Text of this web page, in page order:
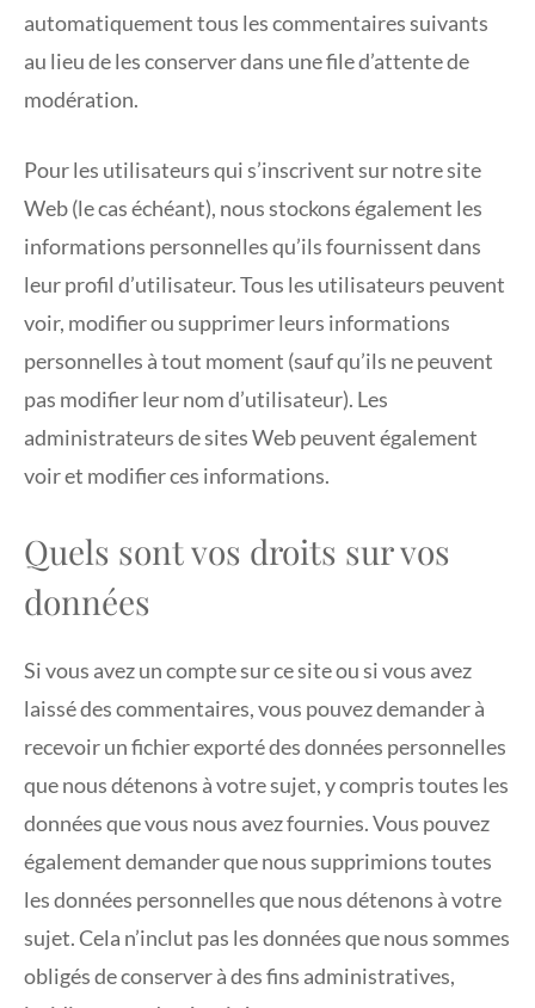
automatiquement tous les commentaires suivants
au lieu de les conserver dans une file d’attente de
modération.
Pour les utilisateurs qui s’inscrivent sur notre site
Web (le cas échéant), nous stockons également les
informations personnelles qu’ils fournissent dans
leur profil d’utilisateur. Tous les utilisateurs peuvent
voir, modifier ou supprimer leurs informations
personnelles à tout moment (sauf qu’ils ne peuvent
pas modifier leur nom d’utilisateur). Les
administrateurs de sites Web peuvent également
voir et modifier ces informations.
Quels sont vos droits sur vos
données
Si vous avez un compte sur ce site ou si vous avez
laissé des commentaires, vous pouvez demander à
recevoir un fichier exporté des données personnelles
que nous détenons à votre sujet, y compris toutes les
données que vous nous avez fournies. Vous pouvez
également demander que nous supprimions toutes
les données personnelles que nous détenons à votre
sujet. Cela n’inclut pas les données que nous sommes
obligés de conserver à des fins administratives,